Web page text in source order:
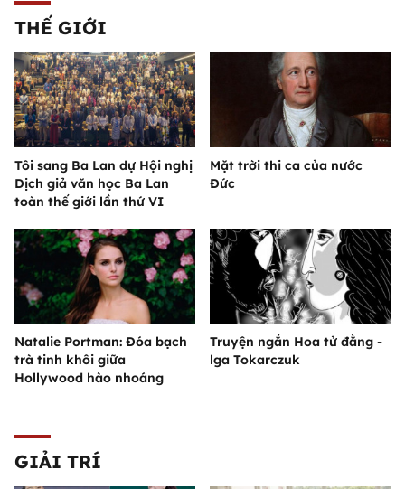
THẾ GIỚI
Tôi sang Ba Lan dự Hội nghị
Dịch giả văn học Ba Lan
toàn thế giới lần thứ VI
Mặt trời thi ca của nước
Đức
Natalie Portman: Đóa bạch
trà tinh khôi giữa
Hollywood hào nhoáng
Truyện ngắn Hoa tử đằng -
lga Tokarczuk
GIẢI TRÍ